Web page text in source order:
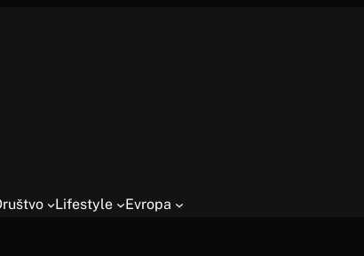
Lifestyle Evropa